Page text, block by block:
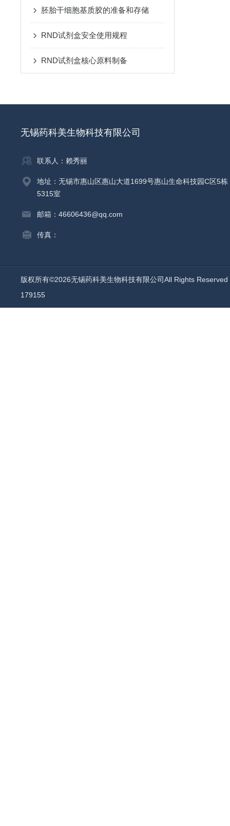
胚胎干细胞基质胶的准备和存储
RND试剂盒安全使用规程
RND试剂盒核心原料制备
无锡药科美生物科技有限公司
联系人：赖秀丽
地址：无锡市惠山区惠山大道1699号惠山生命科技园C区5栋
5315室
邮箱：46606436@qq.com
传真：
版权所有©2026无锡药科美生物科技有限公司All Rights
179155